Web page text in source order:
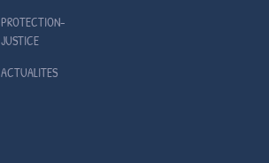
PROTECTION-
JUSTICE
ACTUALITES